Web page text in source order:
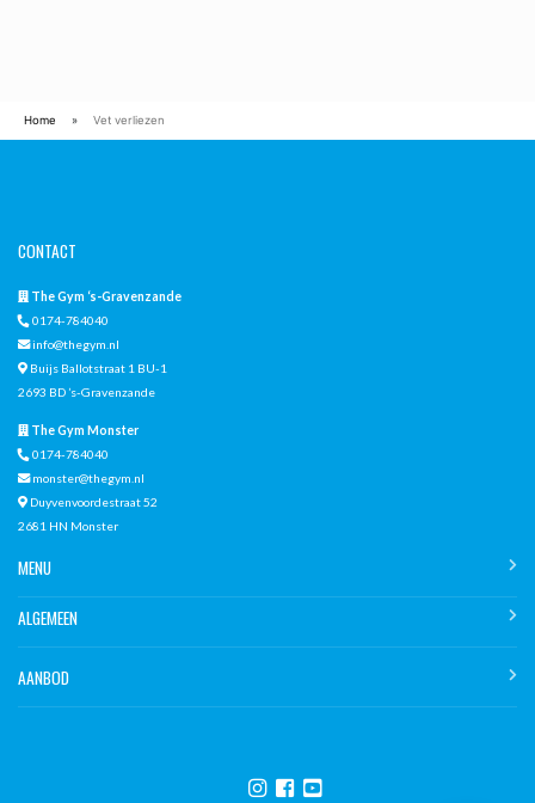
Home » Vet verliezen
CONTACT
The Gym ‘s-Gravenzande
0174-784040
info@thegym.nl
Buijs Ballotstraat 1 BU-1
2693 BD ’s-Gravenzande
The Gym Monster
0174-784040
monster@thegym.nl
Duyvenvoordestraat 52
2681 HN Monster
MENU
ALGEMEEN
AANBOD